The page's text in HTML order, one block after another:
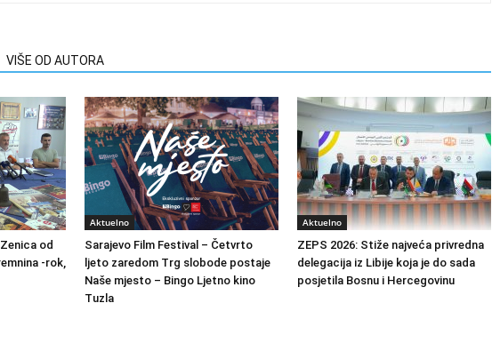
VIŠE OD AUTORA
od
-rok,
Aktuelno
Sarajevo Film Festival – Četvrto
ljeto zaredom Trg slobode postaje
Naše mjesto – Bingo Ljetno kino
Tuzla
Aktuelno
ZEPS 2026: Stiže najveća privredna
delegacija iz Libije koja je do sada
posjetila Bosnu i Hercegovinu